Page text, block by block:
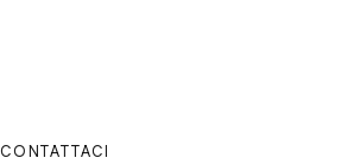
CONTATTACI